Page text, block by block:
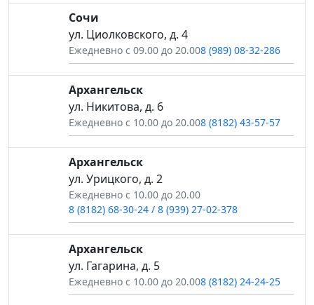
Сочи
ул. Циолковского, д. 4
Ежедневно с 09.00 до 20.008 (989) 08-32-286
Архангельск
ул. Никитова, д. 6
Ежедневно с 10.00 до 20.008 (8182) 43-57-57
Архангельск
ул. Урицкого, д. 2
Ежедневно с 10.00 до 20.00
8 (8182) 68-30-24 / 8 (939) 27-02-378
Архангельск
ул. Гагарина, д. 5
Ежедневно с 10.00 до 20.008 (8182) 24-24-25